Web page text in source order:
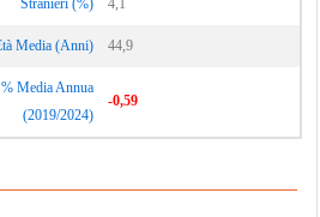
Stranieri (%) 4,1
Media (Anni) 44,9
Media Annua
(2019/2024)
-0,59